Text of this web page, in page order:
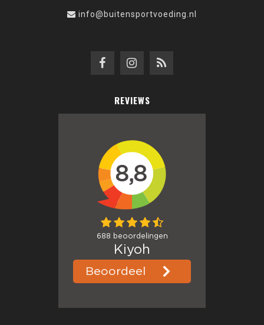
info@buitensportvoeding.nl
REVIEWS